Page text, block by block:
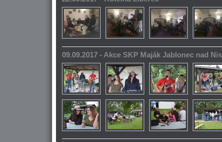
09.09.2017 - Akce SKP Maják Jablonec nad